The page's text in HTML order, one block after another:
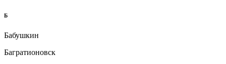
Б
Бабушкин
Багратионовск